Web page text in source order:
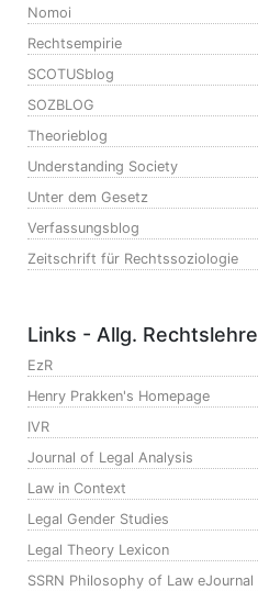
Nomoi
Rechtsempirie
SCOTUSblog
SOZBLOG
Theorieblog
Understanding Society
Unter dem Gesetz
Verfassungsblog
Zeitschrift für Rechtssoziologie
Links - Allg. Rechtslehre
EzR
Henry Prakken's Homepage
IVR
Journal of Legal Analysis
Law in Context
Legal Gender Studies
Legal Theory Lexicon
SSRN Philosophy of Law eJournal